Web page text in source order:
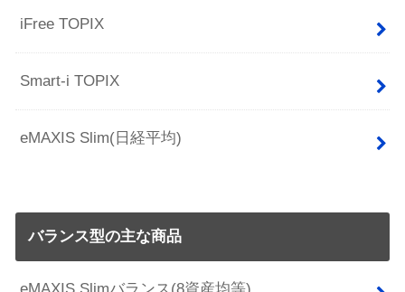
iFree TOPIX
Smart-i TOPIX
eMAXIS Slim(日経平均)
バランス型の主な商品
eMAXIS Slimバランス(8資産均等)